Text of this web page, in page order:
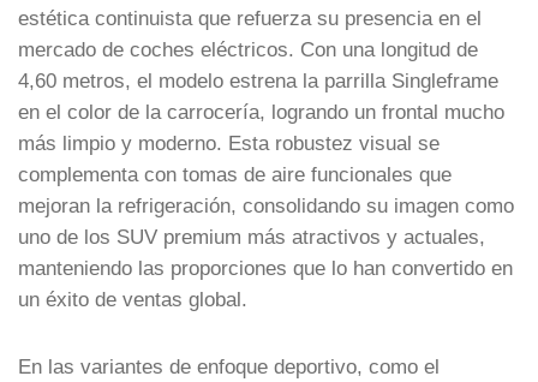
estética continuista que refuerza su presencia en el
mercado de coches eléctricos. Con una longitud de
4,60 metros, el modelo estrena la parrilla Singleframe
en el color de la carrocería, logrando un frontal mucho
más limpio y moderno. Esta robustez visual se
complementa con tomas de aire funcionales que
mejoran la refrigeración, consolidando su imagen como
uno de los SUV premium más atractivos y actuales,
manteniendo las proporciones que lo han convertido en
un éxito de ventas global.
En las variantes de enfoque deportivo, como el